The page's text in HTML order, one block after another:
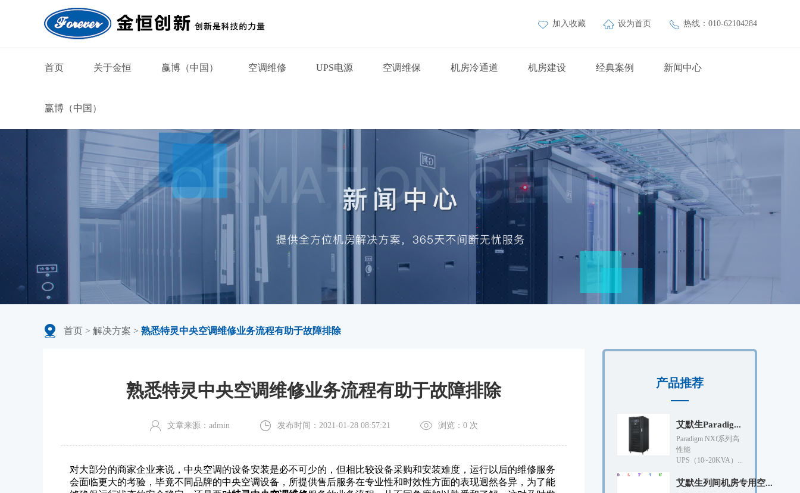
加入收藏 设为首页 热线：010-62104284
首页 关于金恒 赢博（中国） 空调维修 UPS电源 空调维保 机房冷通道 机房建设 经典案例 新闻中心
赢博（中国）
首页 > 解决方案 > 熟悉特灵中央空调维修业务流程有助于故障排除
熟悉特灵中央空调维修业务流程有助于故障排除
文章来源：admin 发布时间：2021-01-28 08:57:21 浏览： 0 次
对大部分的商家企业来说，中央空调的设备安装是必不可少的，但相比较设备采购和安装难度，运行以后的维修服务
会面临更大的考验，毕竟不同品牌的中央空调设备，所提供售后服务在专业性和时效性方面的表现迥然各异，为了能
产品推荐
艾默生Paradig...
Paradigm NXf系列高
性能
UPS（10~20KVA）...
艾默生列间机房专用空...